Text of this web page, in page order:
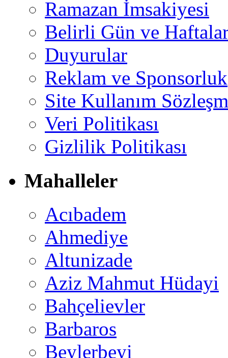
Ramazan İmsakiyesi
Belirli Gün ve
Duyurular
Reklam ve Sponsorluk
Site Kullanım
Veri Politikası
Gizlilik Politikası
Mahalleler
Acıbadem
Ahmediye
Altunizade
Aziz Mahmut Hüdayi
Bahçelievler
Barbaros
Beylerbeyi